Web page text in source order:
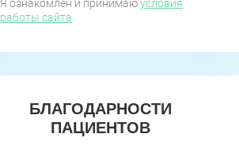
Я ознакомлен и принимаюусловия
работы сайта
БЛАГОДАРНОСТИ
ПАЦИЕНТОВ